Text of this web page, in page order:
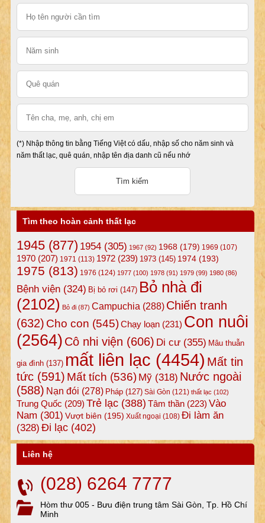
(*) Nhập thông tin bằng Tiếng Việt có dấu, nhập số cho năm sinh và
năm thất lạc, quê quán, nhập tên địa danh cũ nếu nhớ
Tìm theo hoàn cảnh thất lạc
1945(877) 1954(305) 1967(92) 1968(179) 1969 (107)
1970(207) 1971 (113) 1972(239) 1973(145) 1974(193)
1975 (813) 1976 (124) 1977(100) 1978(91) 1979(99) 1980(86)
Bệnh viện(324) Bị bỏ rơi (147) Bỏ nhà đi
(2102) Bỏ đi(87) Campuchia (288) Chiến tranh
(632) Cho con (545)Chạy loạn(231) Con nuôi
(2564) Cô nhi viện (606) Di cư(355) Mâu thuẫn
gia đình(137) mất liên lạc (4454) Mất tin
tức(591) Mất tích (536) Mỹ(318) Nước ngoài
(588) Nạn đói (278) Pháp(127) Sài Gòn (121) thất lạc (102)
Trung Quốc (209) Trẻ lạc(388) Tâm thần(223) Vào
Nam (301) Vượt biên (195) Xuất ngoại (108) Đi làm ăn
(328) Đi lạc(402)
Liên hệ
(028) 6264 7777
Hòm thư 005 - Bưu điện trung tâm Sài Gòn, Tp. Hồ Chí
Minh